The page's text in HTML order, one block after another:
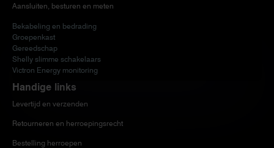
Aansluiten, besturen en meten
Bekabeling en bedrading
Groepenkast
Gereedschap
Shelly slimme schakelaars
Victron Energy monitoring
Handige links
Levertijd en verzenden
Retourneren en herroepingsrecht
Bestelling herroepen